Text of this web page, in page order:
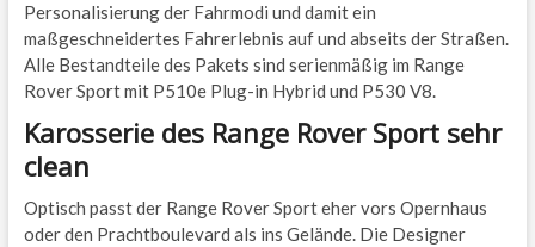
Personalisierung der Fahrmodi und damit ein
maßgeschneidertes Fahrerlebnis auf und abseits der Straßen.
Alle Bestandteile des Pakets sind serienmäßig im Range
Rover Sport mit P510e Plug-in Hybrid und P530 V8.
Karosserie des Range Rover Sport sehr
clean
Optisch passt der Range Rover Sport eher vors Opernhaus
oder den Prachtboulevard als ins Gelände. Die Designer